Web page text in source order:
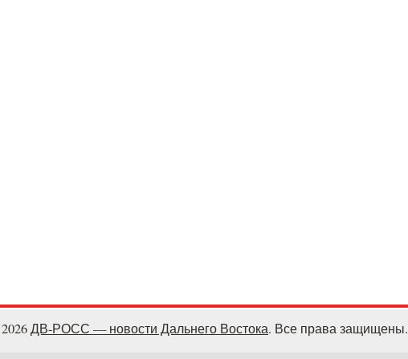
ДВ-РОСС — новости Дальнего Востока. Все права защищены.